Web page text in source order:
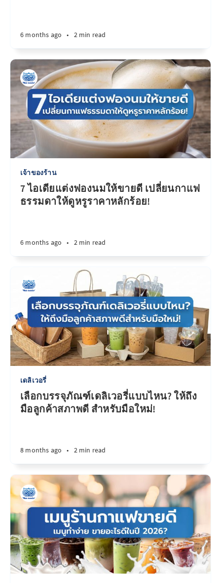
6 months ago • 2 min read
เจ้าของร้าน
7 ไอเดียแต่งฟองนมให้ขายดี เปลี่ยนกาแฟ
ธรรมดาให้ดูหรูราคาหลักร้อย!
6 months ago • 2 min read
เดลิเวอรี่
เลือกบรรจุภัณฑ์เดลิเวอรี่แบบไหน? ให้ถึง
มือลูกค้าสภาพดี สำหรับมือใหม่!
8 months ago • 2 min read